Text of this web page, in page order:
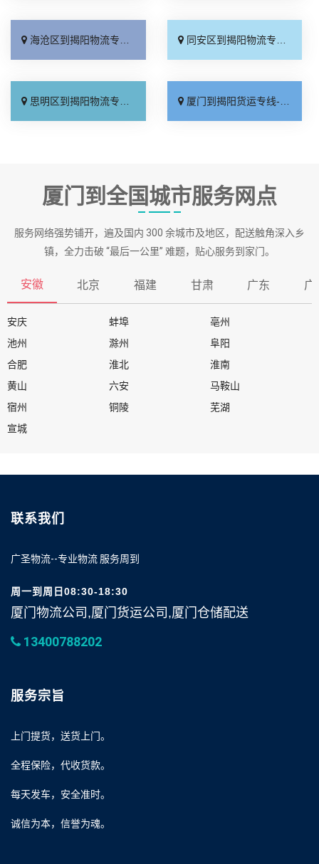
海沧区到揭阳物流专线_专业可靠「专业调车」 同安区到揭阳物流专线_市县派送「多年经验」
思明区到揭阳物流专线_全程直达「全程定位」 厦门到揭阳货运专线-厦门到揭阳物流公司_全境配送「门到门配送」
厦门到全国城市服务网点
服务网络强势铺开，遍及国内 300 余城市及地区，配送触角深入乡
镇，全力击破 “最后一公里” 难题，贴心服务到家门。
安徽 北京 福建 甘肃 广东 广
安庆 蚌埠
亳州
池州
滁州
阜阳
合肥
淮北
淮南
黄山
六安
马鞍山
宿州
铜陵
芜湖
宣城
联系我们
广圣物流--专业物流 服务周到
周一到周日08:30-18:30
厦门物流公司,厦门货运公司,厦门仓储配送
13400788202
服务宗旨
上门提货，送货上门。
全程保险，代收货款。
每天发车，安全准时。
诚信为本，信誉为魂。